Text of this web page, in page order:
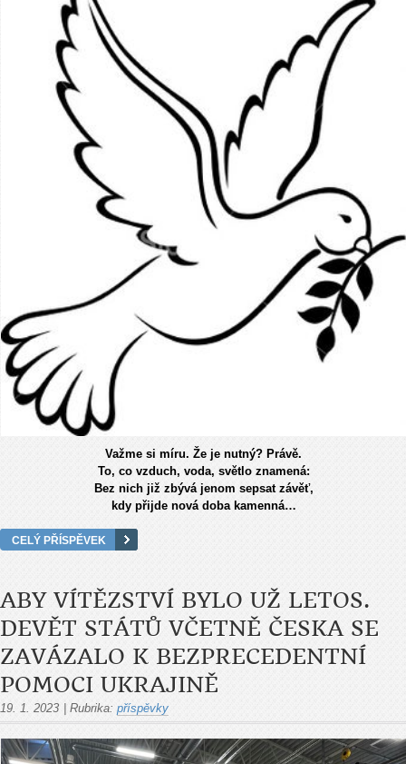
Važme si míru. Že je nutný? Právě.
To, co vzduch, voda, světlo znamená:
Bez nich již zbývá jenom sepsat závěť,
kdy přijde nová doba kamenná…
CELÝ PŘÍSPĚVEK
ABY VÍTĚZSTVÍ BYLO UŽ LETOS.
DEVĚT STÁTŮ VČETNĚ ČESKA SE
ZAVÁZALO K BEZPRECEDENTNÍ
POMOCI UKRAJINĚ
19. 1. 2023 Rubrika: příspěvky